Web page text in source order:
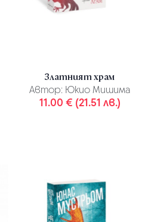
Златният храм
Автор: Юкио Мишима
11.00 € (21.51 лв.)